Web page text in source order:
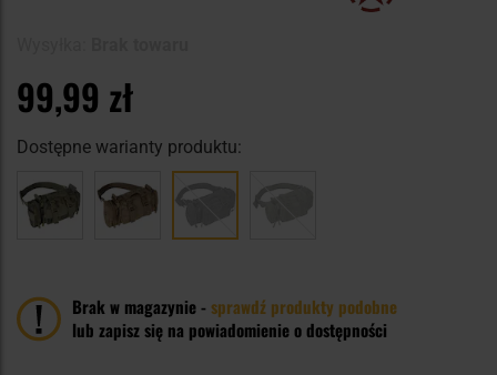
99,99 zł
Dostępne warianty produktu:
Brak w magazynie -sprawdź produkty podobne
lub zapisz się na powiadomienie o dostępności